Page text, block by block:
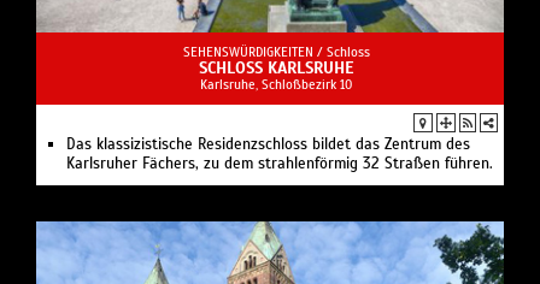
SEHENSWÜRDIGKEITEN / Schloss
SCHLOSS KARLSRUHE
Karlsruhe, Schloßbezirk 10
Das klassizistische Residenzschloss bildet das Zentrum des
Karlsruher Fächers, zu dem strahlenförmig 32 Straßen führen.